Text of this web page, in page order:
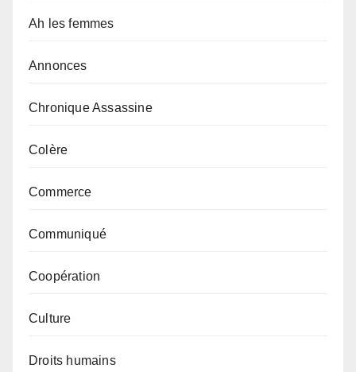
Ah les femmes
Annonces
Chronique Assassine
Colère
Commerce
Communiqué
Coopération
Culture
Droits humains